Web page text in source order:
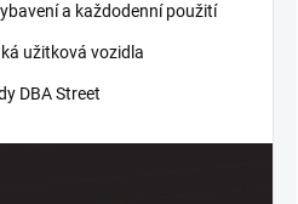
a každodenní použití
užitková vozidla
DBA Street